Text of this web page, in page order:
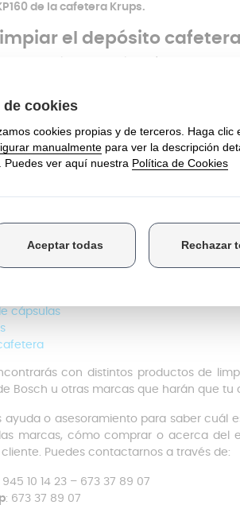
de la cafetera Krups.
el depósito
buena limpieza del depósito es
asegúrate de que la máquina
con agua tibia y un poco de
de enjuagar bien para eliminar cualquier
más profunda (una vez al mes o
depósitos de cafetera, contamos
cápsulas
con distintos productos de
Bosch u otras marcas que harán que tu
ayuda o asesoramiento para saber cuál
marcas, cómo comprar o acerca del
Puedes contactarnos a través de:
945 10 14 23 – 673 37 89 07
: 673 37 89 07